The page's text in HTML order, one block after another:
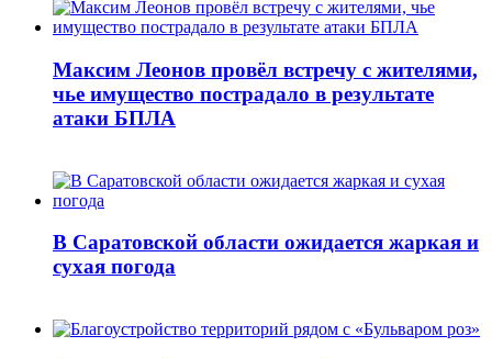
Максим Леонов провёл встречу с жителями,
чье имущество пострадало в результате
атаки БПЛА
В Саратовской области ожидается жаркая и
сухая погода